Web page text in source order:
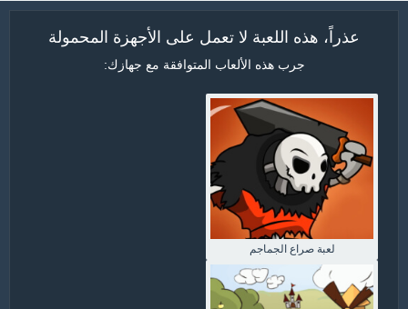
عذراً، هذه اللعبة لا تعمل على الأجهزة المحمولة
جرب هذه الألعاب المتوافقة مع جهازك:
لعبة صراع الجماجم